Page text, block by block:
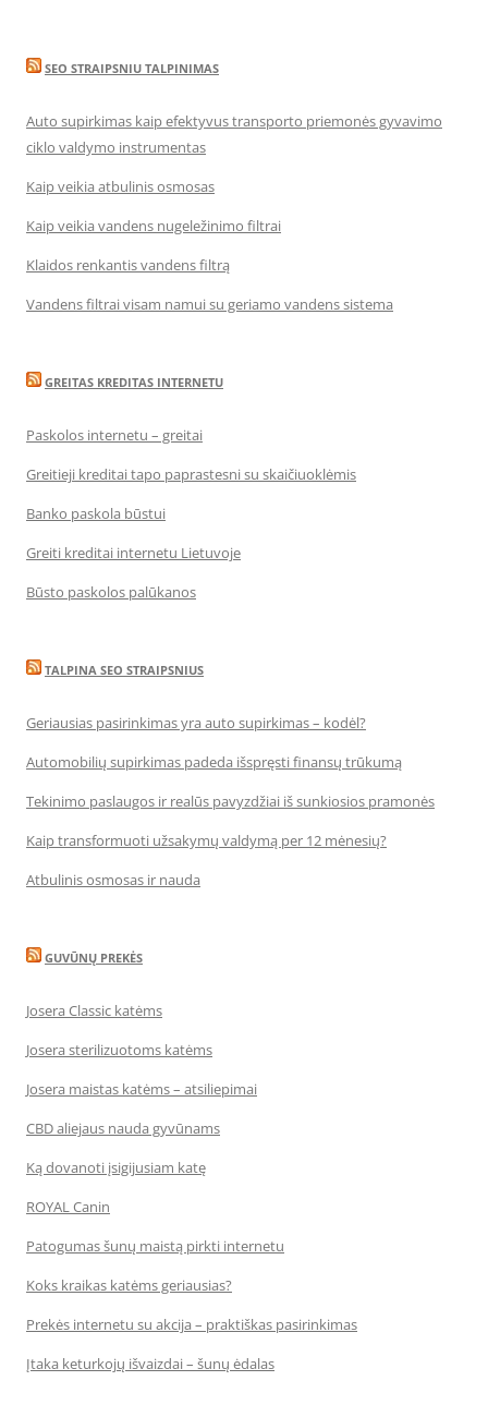
SEO STRAIPSNIU TALPINIMAS
Auto supirkimas kaip efektyvus transporto priemonės gyvavimo
ciklo valdymo instrumentas
Kaip veikia atbulinis osmosas
Kaip veikia vandens nugeležinimo filtrai
Klaidos renkantis vandens filtrą
Vandens filtrai visam namui su geriamo vandens sistema
GREITAS KREDITAS INTERNETU
Paskolos internetu – greitai
Greitieji kreditai tapo paprastesni su skaičiuoklėmis
Banko paskola būstui
Greiti kreditai internetu Lietuvoje
Būsto paskolos palūkanos
TALPINA SEO STRAIPSNIUS
Geriausias pasirinkimas yra auto supirkimas – kodėl?
Automobilių supirkimas padeda išspręsti finansų trūkumą
Tekinimo paslaugos ir realūs pavyzdžiai iš sunkiosios pramonės
Kaip transformuoti užsakymų valdymą per 12 mėnesių?
Atbulinis osmosas ir nauda
GUVŪNŲ PREKĖS
Josera Classic katėms
Josera sterilizuotoms katėms
Josera maistas katėms – atsiliepimai
CBD aliejaus nauda gyvūnams
Ką dovanoti įsigijusiam katę
ROYAL Canin
Patogumas šunų maistą pirkti internetu
Koks kraikas katėms geriausias?
Prekės internetu su akcija – praktiškas pasirinkimas
Įtaka keturkojų išvaizdai – šunų ėdalas